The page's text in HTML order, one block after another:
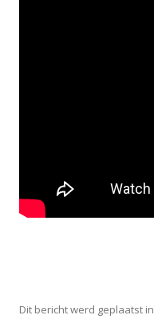
Dit bericht werd geplaatst in